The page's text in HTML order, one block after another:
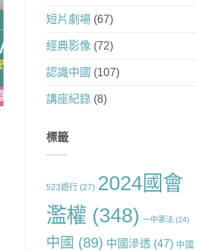
短片劇場(67)
經典影像 (72)
認識中國 (107)
講座紀錄(8)
標籤
523遊行(27) 2024國會
濫權 (348) 一中憲法(24)
中國 (89) 中國滲透 (47) 中國